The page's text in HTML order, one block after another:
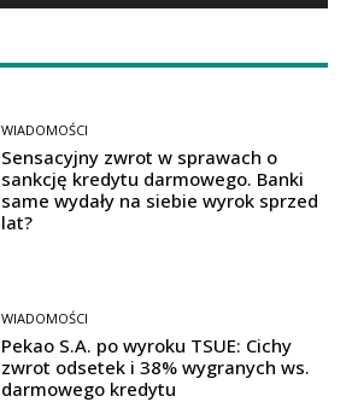
WIADOMOŚCI
Sensacyjny zwrot w sprawach o
sankcję kredytu darmowego. Banki
same wydały na siebie wyrok sprzed
lat?
WIADOMOŚCI
Pekao S.A. po wyroku TSUE: Cichy
zwrot odsetek i 38% wygranych ws.
darmowego kredytu